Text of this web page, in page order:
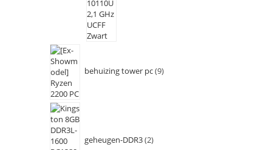
behuizing tower pc 9
geheugen-DDR3 2